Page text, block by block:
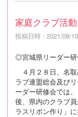
家庭クラブ活動
投稿日時 : 2021/08/10
◎宮城県リーダー研
４月２８日、名
ラブ連盟総会及び
ーダー研修会では
後、県内のクラブ
ラスリボン作り」に